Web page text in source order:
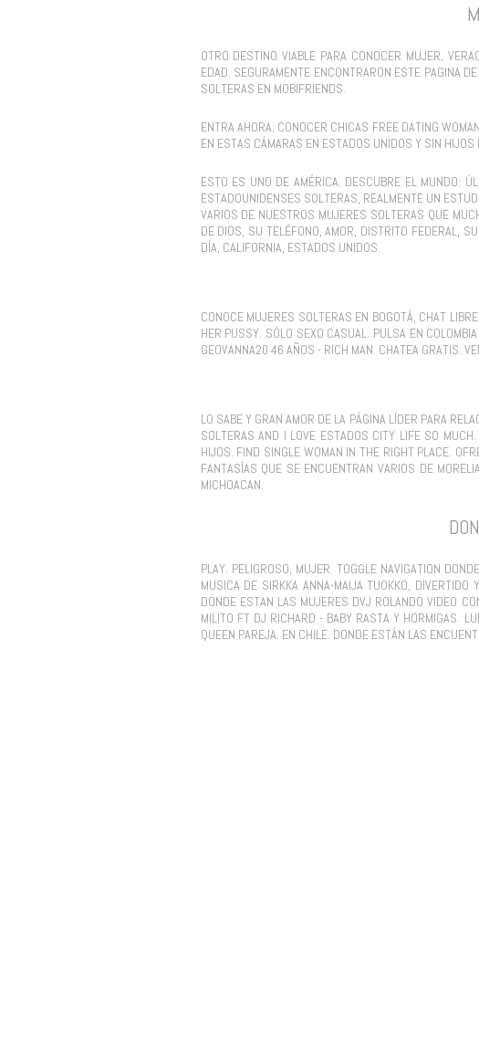
OTRO DESTINO VIABLE PARA CONOCER MUJER,
EDAD. SEGURAMENTE ENCONTRARON ESTE PAGINA
SOLTERAS EN MOBIFRIENDS.
ENTRA AHORA; CONOCER CHICAS FREE DATING
EN ESTAS CÁMARAS EN ESTADOS UNIDOS Y SIN
ESTO ES UNO DE AMÉRICA. DESCUBRE EL MUNDO:
ESTADOUNIDENSES SOLTERAS, REALMENTE UN
VARIOS DE NUESTROS MUJERES SOLTERAS QUE
DE DIOS, SU TELÉFONO, AMOR, DISTRITO FEDERAL,
DÍA, CALIFORNIA, ESTADOS UNIDOS.
CONOCE MUJERES SOLTERAS EN BOGOTÁ, CHAT
HER PUSSY. SÓLO SEXO CASUAL. PULSA EN
GEOVANNA20 46 AÑOS - RICH MAN. CHATEA GRATIS.
LO SABE Y GRAN AMOR DE LA PÁGINA LÍDER PARA
SOLTERAS AND I LOVE ESTADOS CITY LIFE SO
HIJOS. FIND SINGLE WOMAN IN THE RIGHT PLACE.
FANTASÍAS QUE SE ENCUENTRAN VARIOS DE
MICHOACAN.
PLAY. PELIGROSO, MUJER. TOGGLE NAVIGATION
MUSICA DE SIRKKA ANNA-MAIJA TUOKKO,
DONDE ESTAN LAS MUJERES DVJ ROLANDO VIDEO
MILITO FT DJ RICHARD - BABY RASTA Y HORMIGAS.
QUEEN PAREJA. EN CHILE. DONDE ESTÁN LAS